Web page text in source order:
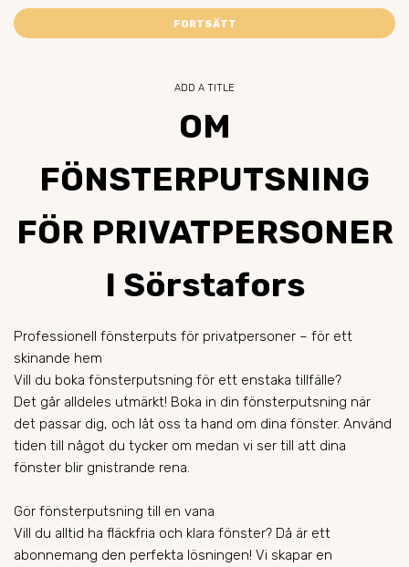
FORTSÄTT
ADD A TITLE
OM
FÖNSTERPUTSNING
FÖR PRIVATPERSONER
I Sörstafors
Professionell fönsterputs för privatpersoner – för ett
skinande hem
Vill du boka fönsterputsning för ett enstaka tillfälle?
Det går alldeles utmärkt! Boka in din fönsterputsning när
det passar dig, och låt oss ta hand om dina fönster. Använd
tiden till något du tycker om medan vi ser till att dina
fönster blir gnistrande rena.
Gör fönsterputsning till en vana
Vill du alltid ha fläckfria och klara fönster? Då är ett
abonnemang den perfekta lösningen! Vi skapar en